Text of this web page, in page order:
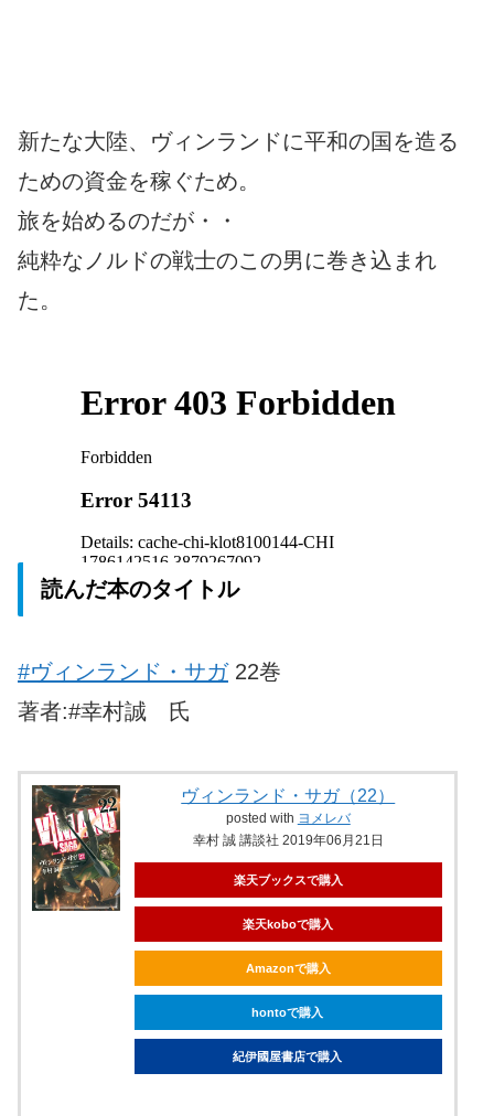
新たな大陸、ヴィンランドに平和の国を造る
ための資金を稼ぐため。
旅を始めるのだが・・
純粋なノルドの戦士のこの男に巻き込まれ
た。
読んだ本のタイトル
#ヴィンランド・サガ22巻
著者:#幸村誠 氏
ヴィンランド・サガ（22）
posted with ヨメレバ
幸村 誠 講談社 2019年06月21日
楽天ブックスで購入
楽天koboで購入
Amazonで購入
hontoで購入
紀伊國屋書店で購入